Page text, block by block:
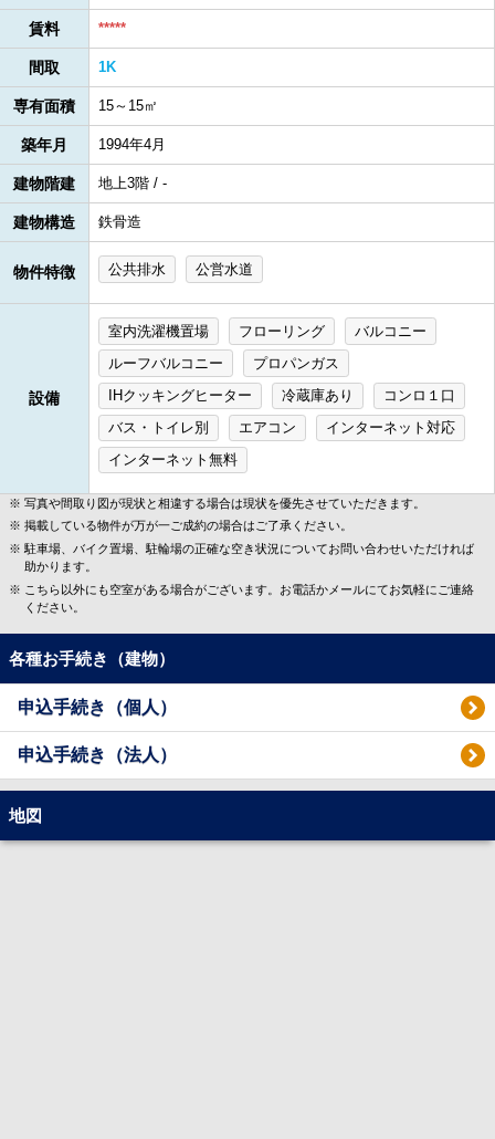
賃料 *****
間取 1K
専有面積 15～15㎡
築年月 1994年4月
建物階建 地上3階 / -
建物構造 鉄骨造
物件特徴 公共排水 公営水道
設備
室内洗濯機置場 フローリング
バルコニー
ルーフバルコニー
プロパンガス
IHクッキングヒーター
冷蔵庫あり
コンロ１口
バス・トイレ別
エアコン
インターネット対応
インターネット無料
写真や間取り図が現状と相違する場合は現状を優先させていただきます。
掲載している物件が万が一ご成約の場合はご了承ください。
駐車場、バイク置場、駐輪場の正確な空き状況についてお問い合わせいただければ
助かります。
こちら以外にも空室がある場合がございます。お電話かメールにてお気軽にご連絡
ください。
各種お手続き（建物）
申込手続き（個人）
申込手続き（法人）
地図